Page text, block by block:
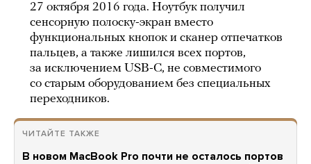
27 октября 2016 года. Ноутбук получил
сенсорную полоску-экран вместо
функциональных кнопок и сканер отпечатков
пальцев, а также лишился всех портов,
за исключением USB-C, не совместимого
со старым оборудованием без специальных
переходников.
ЧИТАЙТЕ ТАКЖЕ
В новом MacBook Pro почти не осталось портов